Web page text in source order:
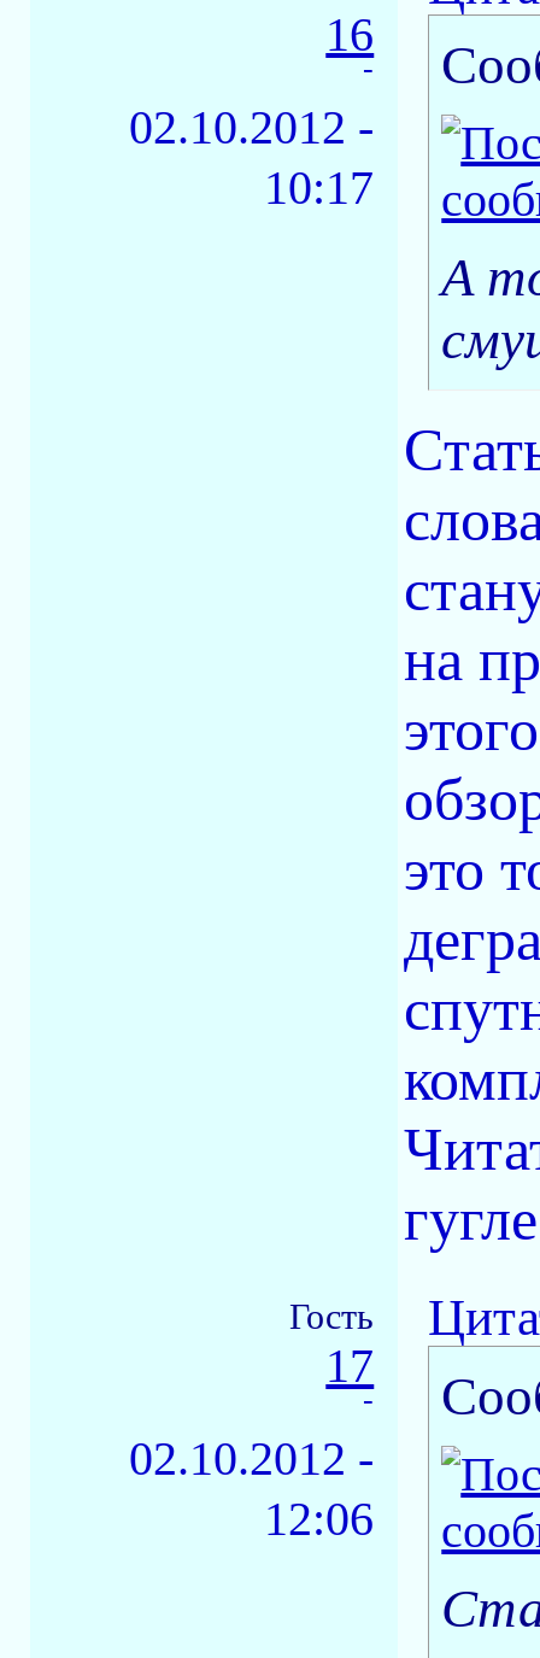
16
-
02.10.2012 -
10:17
А
на
это
Гость
17
-
02.10.2012 -
12:06